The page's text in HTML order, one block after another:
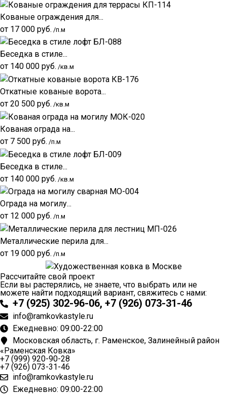
Кованые ограждения для...
от 17 000 руб. /п.м
Беседка в стиле...
от 140 000 руб. /кв.м
Откатные кованые ворота...
от 20 500 руб. /кв.м
Кованая ограда на...
от 7 500 руб. /п.м
Беседка в стиле...
от 140 000 руб. /кв.м
Ограда на могилу...
от 12 000 руб. /п.м
Металлические перила для...
от 19 000 руб. /п.м
Рассчитайте свой проект
Если вы растерялись, не знаете, что выбрать или не
можете найти подходящий вариант, свяжитесь с нами:
+7 (925) 302-96-06, +7 (926) 073-31-46
info@ramkovkastyle.ru
Ежедневно: 09:00-22:00
Московская область, г. Раменское, Залинейный район
«Раменская Ковка»
+7 (999) 920-90-28
+7 (926) 073-31-46
info@ramkovkastyle.ru
Ежедневно: 09:00-22:00